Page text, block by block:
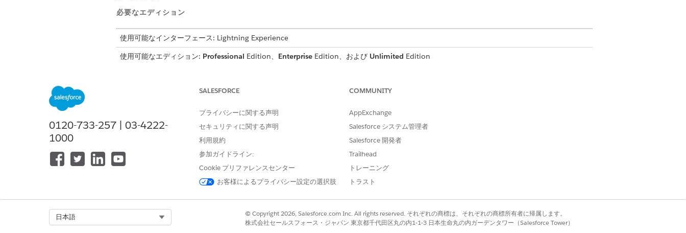
必要なエディション
使用可能なインターフェース: Lightning Experience
使用可能なエディション: Professional Edition、 EnterpriseEdition、および Unlimited Edition
作成したユーザープロファイル (システム管理者プロファイルを含む) の必須権限と項目レベルセキュリティ設定を有効にします。
ユーザーを作成し、金融サービス機能にアクセスするために必要なプロファイルと権限を割り当てます。
この記事で問題は解決されましたか?
ご意見をお待ちしております。
0120-733-257 | 03-4222-
1000
SALESFORCE
プライバシーに関する声明
セキュリティに関する声明
利用規約
参加ガイドライン:
Cookie プリファレンスセンター
お客様によるプライバシー設定の選択肢
COMMUNITY
AppExchange
Salesforce システム管理者
Salesforce 開発者
Trailhead
トレーニング
トラスト
日本語
© Copyright 2026, Salesforce.com Inc. All rights reserved. それぞれの商標は、それぞれの商標所有者に帰属します。
株式会社セールスフォース・ジャパン 東京都千代田区丸の内1-1-3 日本生命丸の内ガーデンタワー（Salesforce Tower）